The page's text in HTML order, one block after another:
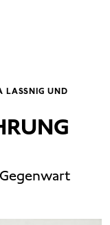
LASSNIG UND